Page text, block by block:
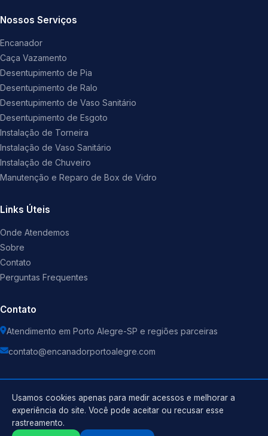
Nossos Serviços
Encanador
Caça Vazamento
Desentupimento de Pia
Desentupimento de Ralo
Desentupimento de Vaso Sanitário
Desentupimento de Esgoto
Instalação de Torneira
Instalação de Vaso Sanitário
Instalação de Chuveiro
Manutenção e Reparo de Box de Vidro
Links Úteis
Onde Atendemos
Sobre
Contato
Perguntas Frequentes
Contato
Atendimento em Porto Alegre-SP e regiões parceiras
contato@encanadorportoalegre.com
2026 Encanador . Todos os direitos reservados.
Política de Privacidade
Usamos cookies apenas para medir acessos e melhorar a
experiência do site. Você pode aceitar ou recusar esse
rastreamento.